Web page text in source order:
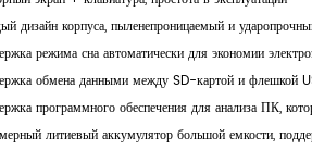
дизайн корпуса, пыленепроницаемый и
режима сна автоматически для экономии
обмена данными между SD-картой и флешкой
программного обеспечения для анализа ПК,
литиевый аккумулятор большой емкости,